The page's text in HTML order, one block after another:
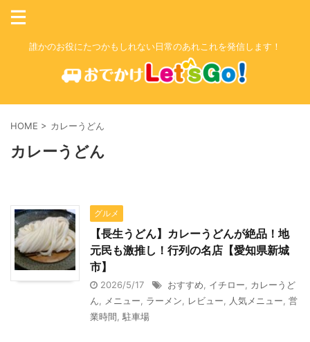
誰かのお役にたつかもしれない日常のあれこれを発信します！
HOME > カレーうどん
カレーうどん
グルメ
【長生うどん】カレーうどんが絶品！地
元民も激推し！行列の名店【愛知県新城
市】
2026/5/17 おすすめ イチロー
カレーうど
ん
メニュー ラーメン レビュー 人気メニュー 営
業時間 駐車場